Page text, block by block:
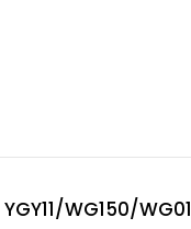
YGY11/WG150/WG01